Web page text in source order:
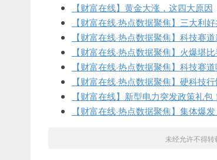
【财富在线】黄金大涨，这四大原因
【财富在线·热点数据聚焦】三大利
【财富在线·热点数据聚焦】科技赛
【财富在线·热点数据聚焦】火爆堪
【财富在线·热点数据聚焦】科技赛
【财富在线·热点数据聚焦】硬科技
【财富在线】新型电力突发政策礼
【财富在线·热点数据聚焦】集体爆
未经允许不得转